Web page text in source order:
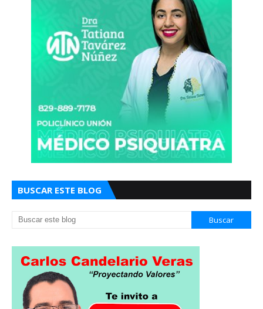
BUSCAR ESTE BLOG